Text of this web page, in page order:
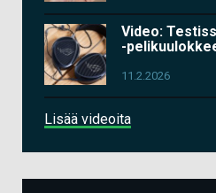
Video:
-
11.2.2026
Lisää videoita